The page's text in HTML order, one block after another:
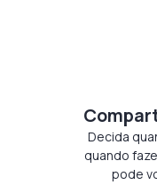
Decida
quando
pode